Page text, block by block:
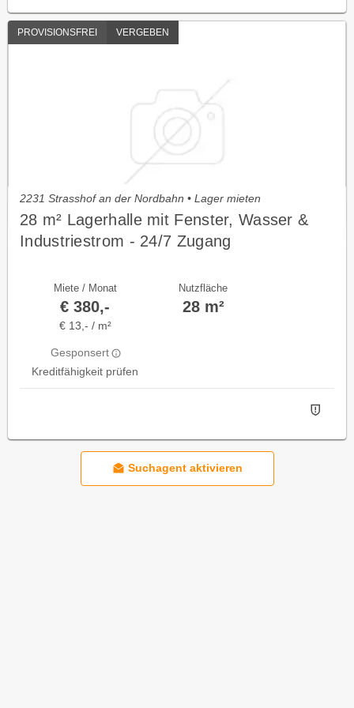
PROVISIONSFREI VERGEBEN
2231 Strasshof an der Nordbahn • Lager mieten
28 m² Lagerhalle mit Fenster, Wasser &
Industriestrom - 24/7 Zugang
Miete / Monat
€ 380,-
€ 13,- / m²
Gesponsert
Kreditfähigkeit prüfen
Nutzfläche
28 m²
Suchagent aktivieren